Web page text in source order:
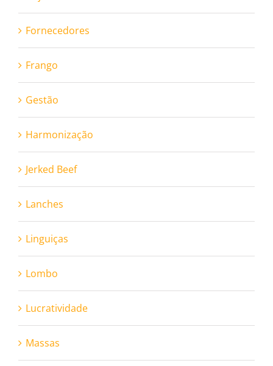
Fornecedores
Frango
Gestão
Harmonização
Jerked Beef
Lanches
Linguiças
Lombo
Lucratividade
Massas